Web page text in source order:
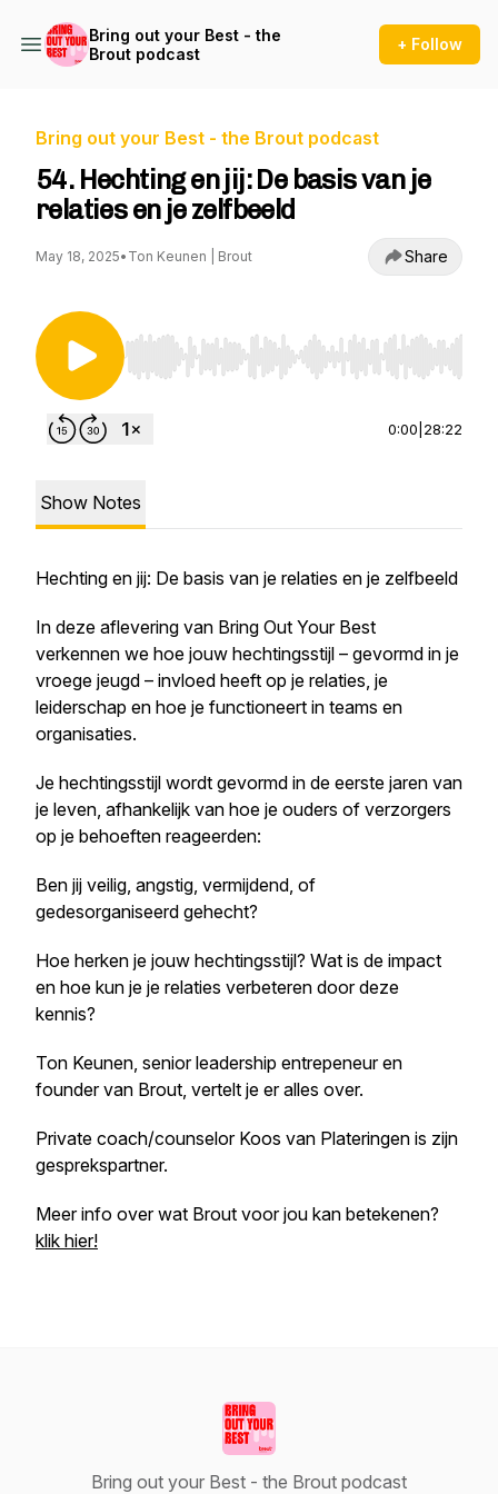
Bring out your Best - the
Brout podcast
+ Follow
Bring out your Best - the Brout podcast
54. Hechting en jij: De basis van je
relaties en je zelfbeeld
May 18, 2025• Ton Keunen | Brout Share
Use Left/Right to seek, Home/End to jump to
0:00 28:22
Show Notes
Hechting en jij: De basis van je relaties en je zelfbeeld
In deze aflevering van Bring Out Your Best
verkennen we hoe jouw hechtingsstijl – gevormd in je
vroege jeugd – invloed heeft op je relaties, je
leiderschap en hoe je functioneert in teams en
organisaties.
Je hechtingsstijl wordt gevormd in de eerste jaren van
je leven, afhankelijk van hoe je ouders of verzorgers
op je behoeften reageerden:
Ben jij veilig, angstig, vermijdend, of
gedesorganiseerd gehecht?
Hoe herken je jouw hechtingsstijl? Wat is de impact
en hoe kun je je relaties verbeteren door deze
kennis?
Ton Keunen, senior leadership entrepeneur en
founder van Brout, vertelt je er alles over.
Private coach/counselor Koos van Plateringen is zijn
gesprekspartner.
Meer info over wat Brout voor jou kan betekenen?
klik hier!
Bring out your Best - the Brout podcast